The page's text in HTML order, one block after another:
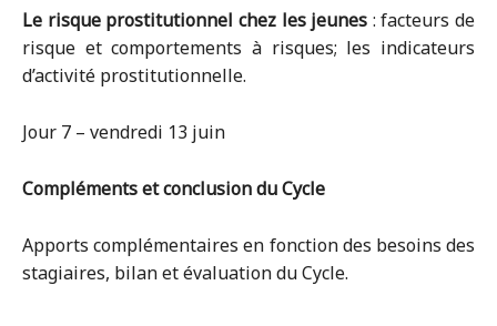
Le risque prostitutionnel chez les jeunes : facteurs de
risque et comportements à risques; les indicateurs
d’activité prostitutionnelle.
Jour 7 – vendredi 13 juin
Compléments et conclusion du Cycle
Apports complémentaires en fonction des besoins des
stagiaires, bilan et évaluation du Cycle.